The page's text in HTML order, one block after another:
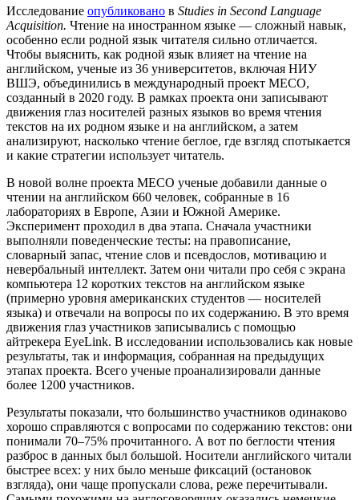
Исследование опубликовано в Studies in Second Language
Acquisition. Чтение на иностранном языке — сложный навык,
особенно если родной язык читателя сильно отличается.
Чтобы выяснить, как родной язык влияет на чтение на
английском, ученые из 36 университетов, включая НИУ
ВШЭ, объединились в международный проект MECO,
созданный в 2020 году. В рамках проекта они записывают
движения глаз носителей разных языков во время чтения
текстов на их родном языке и на английском, а затем
анализируют, насколько чтение беглое, где взгляд спотыкается
и какие стратегии использует читатель.
В новой волне проекта MECO ученые добавили данные о
чтении на английском 660 человек, собранные в 16
лабораториях в Европе, Азии и Южной Америке.
Эксперимент проходил в два этапа. Сначала участники
выполняли поведенческие тесты: на правописание,
словарный запас, чтение слов и псевдослов, мотивацию и
невербальный интеллект. Затем они читали про себя с экрана
компьютера 12 коротких текстов на английском языке
(примерно уровня американских студентов — носителей
языка) и отвечали на вопросы по их содержанию. В это время
движения глаз участников записывались с помощью
айтрекера EyeLink. В исследовании использовались как новые
результаты, так и информация, собранная на предыдущих
этапах проекта. Всего ученые проанализировали данные
более 1200 участников.
Результаты показали, что большинство участников одинаково
хорошо справляются с вопросами по содержанию текстов: они
понимали 70–75% прочитанного. А вот по беглости чтения
разброс в данных был большой. Носители английского читали
быстрее всех: у них было меньше фиксаций (остановок
взгляда), они чаще пропускали слова, реже перечитывали.